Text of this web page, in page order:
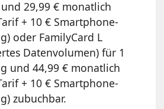
29,99 € monatlich
+ 10 € Smartphone-
oder FamilyCard L
Datenvolumen) für 1
und 44,99 € monatlich
+ 10 € Smartphone-
zubuchbar.